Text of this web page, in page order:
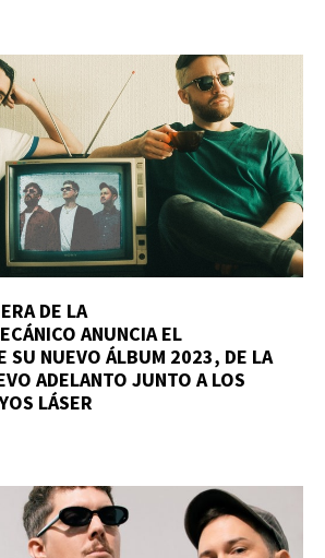
DE LA
ANUNCIA EL
SU NUEVO ÁLBUM 2023, DE LA
ADELANTO JUNTO A LOS
LÁSER